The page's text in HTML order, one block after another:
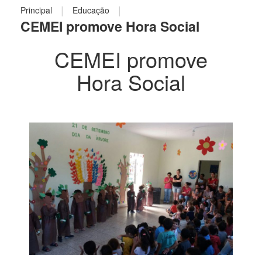
Principal | Educação |
CEMEI promove Hora Social
CEMEI promove
Hora Social